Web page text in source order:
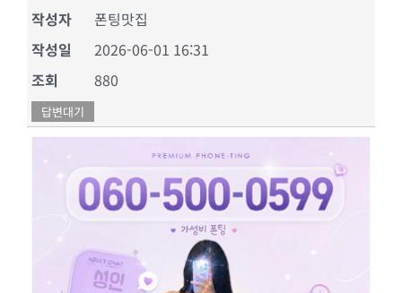
작성자
폰팅맛집
작성일
2026-06-01 16:31
조회
880
답변대기